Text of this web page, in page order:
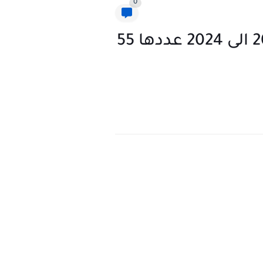
0
تعاليل الثالث متوسط المكرره والواردة في الوزاري من 2012 الى 2024 عددها 55